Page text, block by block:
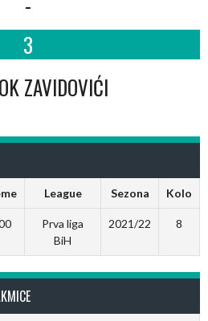
3
ZAVIDOVIĆI
League Sezona Kolo
Prva liga
BiH
2021/22 8